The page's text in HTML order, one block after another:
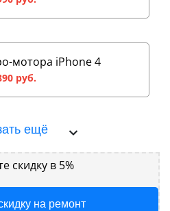
мотора iPhone 4
руб.
ещё
скидку в 5%
на ремонт